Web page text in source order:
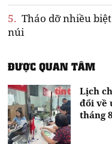
5. Tháo dỡ nhiều
núi
ĐƯỢC QUAN TÂM
Lịch
đổi về
tháng